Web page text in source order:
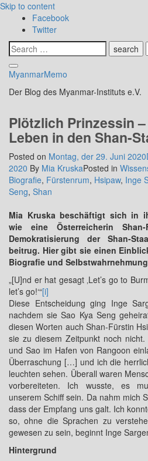
Skip to content
Facebook
Twitter
MyanmarMemo
Der Blog des Myanmar-Instituts e.V.
Plötzlich Prinzessin
Leben in den Shan-
Posted on Montag, der 29. Juni 2020
2020 By Mia KruskaPosted in
Biografie, Fürstenrum, Hsipaw, Inge
Seng, Shan
Mia Kruska beschäftigt sich in
wie eine Österreicherin
Demokratisierung der Shan-
beitrug. Hier gibt sie einen
Biografie und
„[U]nd er hat gesagt ‚Let’s go to
let’s go!‘“[i]
Diese Entscheidung ging Inge
nachdem sie Sao Kya Seng
diesen Worten auch Shan-Fürstin
sie zu diesem Zeitpunkt noch
und Sao im Hafen von Rangoon
Überraschung […] und ich die
leuchten sehen. Überall waren
vorbereiteten. Ich wusste, es
unserem Schiff sein. Da nahm mich
dass der Empfang uns galt. Ich
so, ohne die Sprachen zu
gewesen zu sein, beginnt Inge
Hintergrund